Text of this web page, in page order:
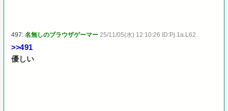
497:名無しのブラウザゲーマー 25/11/05(水) 12:10:26 ID:Pj.1a.L62
>>491
優しい